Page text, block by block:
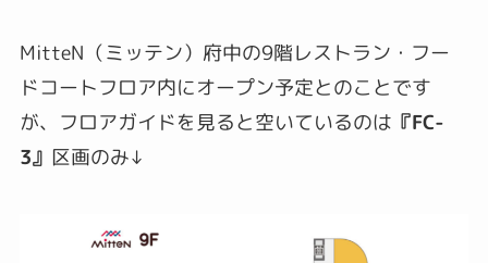
MitteN（ミッテン）府中の9階レストラン・フー
ドコートフロア内にオープン予定とのことです
が、フロアガイドを見ると空いているのは 『FC-
3』 区画のみ↓